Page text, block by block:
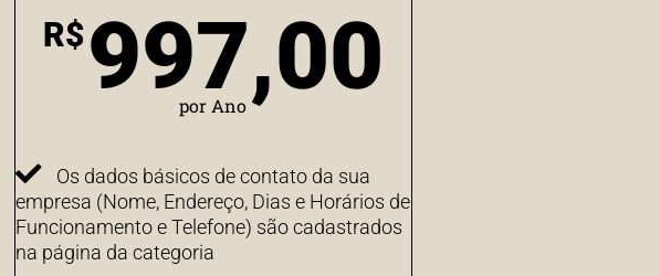
R$997,00
por Ano
Os dados básicos de contato da sua
empresa (Nome, Endereço, Dias e Horários de
Funcionamento e Telefone) são cadastrados
na página da categoria